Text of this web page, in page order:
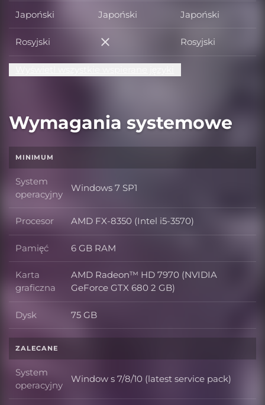
Japoński Japoński Japoński
Rosyjski Rosyjski Rosyjski
Wymagania systemowe
MINIMUM
System
operacyjny
System operacyjny
Windows 7 SP1
Procesor Procesor
AMD FX-8350 (Intel i5-3570)
Pamięć Pamięć
6 GB RAM
Karta
graficzna
Karta graficzna
AMD Radeon™ HD 7970 (NVIDIA
GeForce GTX 680 2 GB)
Dysk Dysk
75 GB
ZALECANE
System
operacyjny
System operacyjny
Window s 7/8/10 (latest service pack)